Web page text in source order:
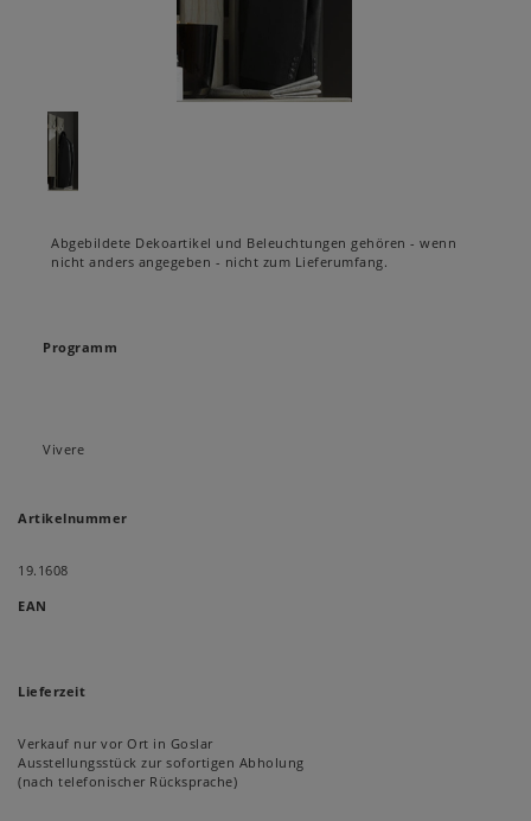
Abgebildete Dekoartikel und Beleuchtungen gehören - wenn
nicht anders angegeben - nicht zum Lieferumfang.
Programm
Vivere
Artikelnummer
19.1608
EAN
Lieferzeit
Verkauf nur vor Ort in Goslar
Ausstellungsstück zur sofortigen Abholung
(nach telefonischer Rücksprache)